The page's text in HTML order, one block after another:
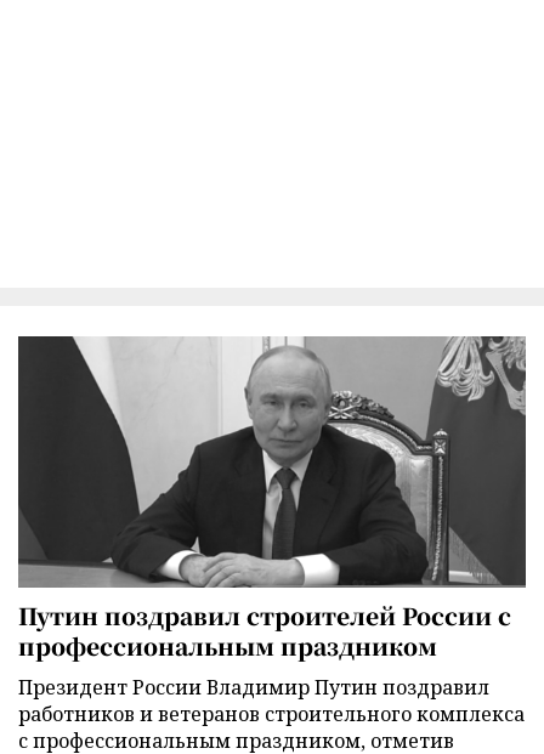
Путин поздравил строителей России с
профессиональным праздником
Президент России Владимир Путин поздравил
работников и ветеранов строительного комплекса
с профессиональным праздником, отметив